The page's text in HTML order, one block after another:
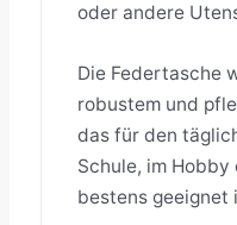
oder andere
Die Federtasche
robustem und
das für den
Schule, im
bestens geeignet